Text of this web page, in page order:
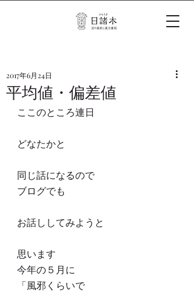
平均値・偏差値
2017年6月24日
ここのところ連日
どなたかと
同じ話になるので
ブログでも
お話ししてみようと
思います
今年の５月に
「風邪くらいで